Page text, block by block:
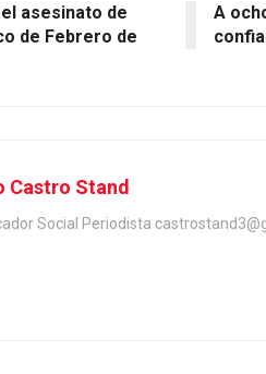
asesinato de
de Febrero de
A
Castro Stand
Social Periodista